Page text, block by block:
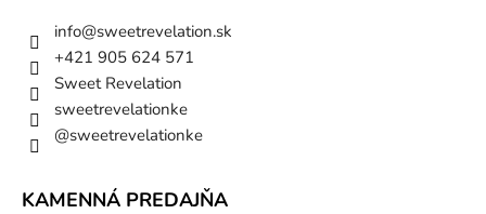
info@sweetrevelation.sk
+421 905 624 571
Sweet Revelation
sweetrevelationke
@sweetrevelationke
KAMENNÁ PREDAJŇA